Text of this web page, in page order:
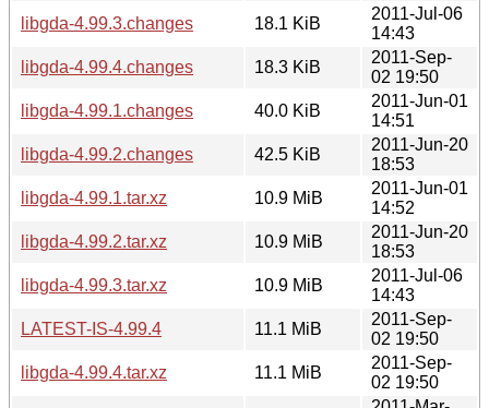
libgda-4.99.3.changes
18.1 KiB
2011-Jul-06
14:43
libgda-4.99.4.changes
18.3 KiB
2011-Sep-
02 19:50
libgda-4.99.1.changes
40.0 KiB
2011-Jun-01
14:51
libgda-4.99.2.changes
42.5 KiB
2011-Jun-20
18:53
libgda-4.99.1.tar.xz
10.9 MiB
2011-Jun-01
14:52
libgda-4.99.2.tar.xz
10.9 MiB
2011-Jun-20
18:53
libgda-4.99.3.tar.xz
10.9 MiB
2011-Jul-06
14:43
LATEST-IS-4.99.4
11.1 MiB
2011-Sep-
02 19:50
libgda-4.99.4.tar.xz
11.1 MiB
2011-Sep-
02 19:50